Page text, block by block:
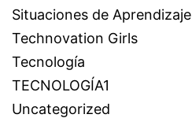
Situaciones de Aprendizaje
Technovation Girls
Tecnología
TECNOLOGÍA1
Uncategorized